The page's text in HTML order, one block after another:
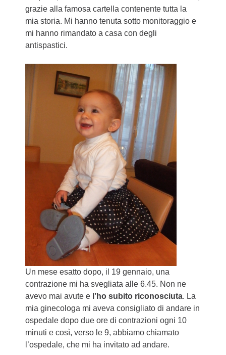
grazie alla famosa cartella contenente tutta la
mia storia. Mi hanno tenuta sotto monitoraggio e
mi hanno rimandato a casa con degli
antispastici.
Un mese esatto dopo, il 19 gennaio, una
contrazione mi ha svegliata alle 6.45. Non ne
avevo mai avute e l’ho subito riconosciuta. La
mia ginecologa mi aveva consigliato di andare in
ospedale dopo due ore di contrazioni ogni 10
minuti e così, verso le 9, abbiamo chiamato
l’ospedale, che mi ha invitato ad andare.